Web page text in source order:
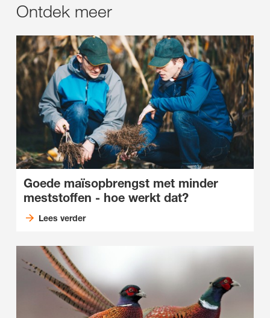
Ontdek meer
Goede maïsopbrengst met minder
meststoffen - hoe werkt dat?
Lees verder